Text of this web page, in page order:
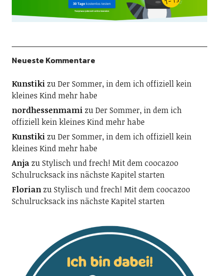
Neueste Kommentare
KunstikizuDer Sommer, in dem ich offiziell kein
kleines Kind mehr habe
nordhessenmamizuDer Sommer, in dem ich
offiziell kein kleines Kind mehr habe
KunstikizuDer Sommer, in dem ich offiziell kein
kleines Kind mehr habe
AnjazuStylisch und frech! Mit dem coocazoo
Schulrucksack ins nächste Kapitel starten
FlorianzuStylisch und frech! Mit dem coocazoo
Schulrucksack ins nächste Kapitel starten